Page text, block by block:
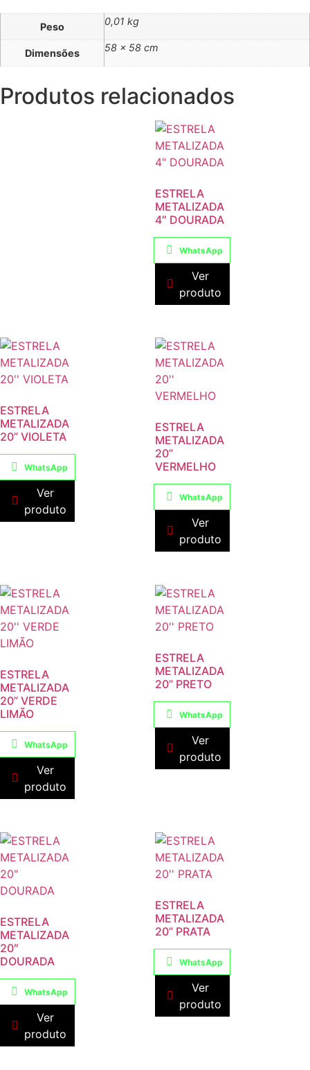
Peso 0,01 kg
Dimensões 58 × 58 cm
Produtos relacionados
ESTRELA
METALIZADA
4″ DOURADA
WhatsApp
Ver
produto
ESTRELA
METALIZADA
20” VIOLETA
WhatsApp
Ver
produto
ESTRELA
METALIZADA
20”
VERMELHO
WhatsApp
Ver
produto
ESTRELA
METALIZADA
20” VERDE
LIMÃO
WhatsApp
Ver
produto
ESTRELA
METALIZADA
20” PRETO
WhatsApp
Ver
produto
ESTRELA
METALIZADA
20″
DOURADA
WhatsApp
Ver
produto
ESTRELA
METALIZADA
20” PRATA
WhatsApp
Ver
produto